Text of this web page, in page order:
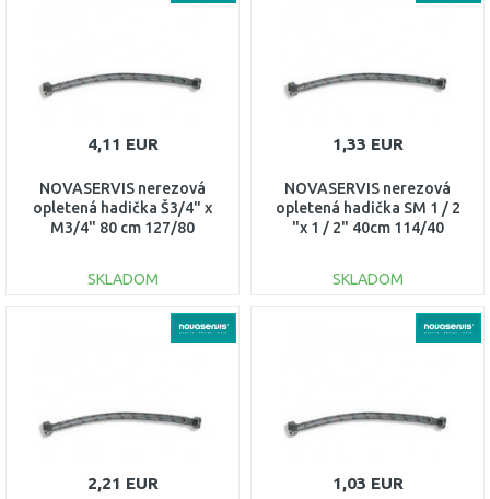
4,11 EUR
NOVASERVIS nerezová
opletená hadička Š3/4" x
M3/4" 80 cm 127/80
SKLADOM
1,33 EUR
NOVASERVIS nerezová
opletená hadička SM 1 / 2
"x 1 / 2" 40cm 114/40
SKLADOM
2,21 EUR 1,03 EUR